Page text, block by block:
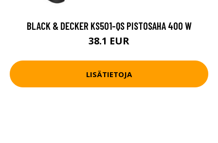
BLACK & DECKER KS501-QS PISTOSAHA 400 W
38.1 EUR
LISÄTIETOJA